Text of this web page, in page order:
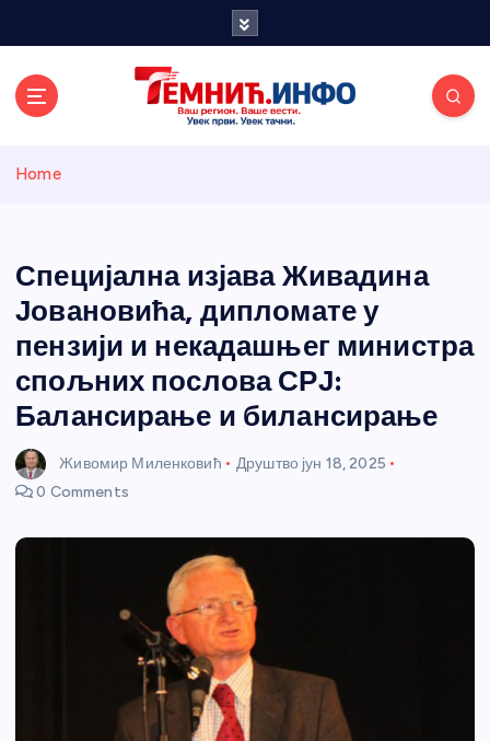
и портал
Home
Специјална изјава Живадина
Јовановића, дипломате у
пензији и некадашњег министра
спољних послова СРЈ:
Балансирање и билансирање
Живомир Миленковић Друштво јун 18, 2025
0 Comments